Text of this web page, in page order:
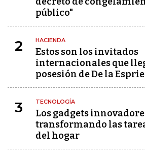
público"
2 HACIENDA
Estos son los invitados
internacionales que
posesión de De la
3 TECNOLOGÍA
Los gadgets
transformando las
del hogar